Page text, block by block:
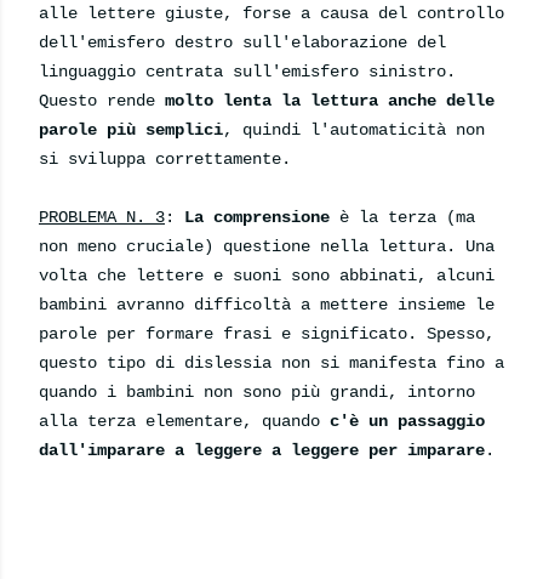
alle lettere giuste, forse a causa del controllo
dell'emisfero destro sull'elaborazione del
linguaggio centrata sull'emisfero sinistro.
Questo rende molto lenta la lettura anche delle
parole più semplici, quindi l'automaticità non
si sviluppa correttamente.
PROBLEMA N. 3: La comprensione è la terza (ma
non meno cruciale) questione nella lettura. Una
volta che lettere e suoni sono abbinati, alcuni
bambini avranno difficoltà a mettere insieme le
parole per formare frasi e significato. Spesso,
questo tipo di dislessia non si manifesta fino a
quando i bambini non sono più grandi, intorno
alla terza elementare, quando c'è un passaggio
dall'imparare a leggere a leggere per imparare.